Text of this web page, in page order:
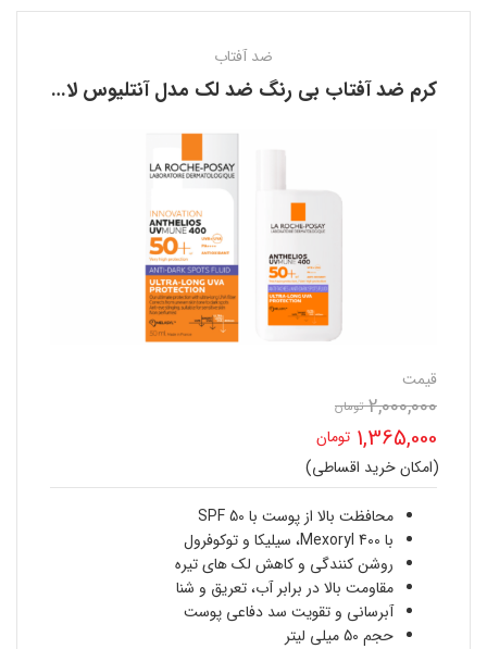
ضد آفتاب
کرم ضد آفتاب بی رنگ ضد لک مدل آنتلیوس لاروش پوزای LA ROCHE POSAY
قیمت
2,000,000 تومان
اصلی
2,000,000 تومان
بود.
1,365,000 تومان
قیمت
فعلی
1,365,000 تومان
است.
(امکان خرید اقساطی)
محافظت بالا از پوست با SPF 50
با Mexoryl 400، سیلیکا و توکوفرول
روشن کنندگی و کاهش لک های تیره
مقاومت بالا در برابر آب، تعریق و شنا
آبرسانی و تقویت سد دفاعی پوست
حجم 50 میلی لیتر